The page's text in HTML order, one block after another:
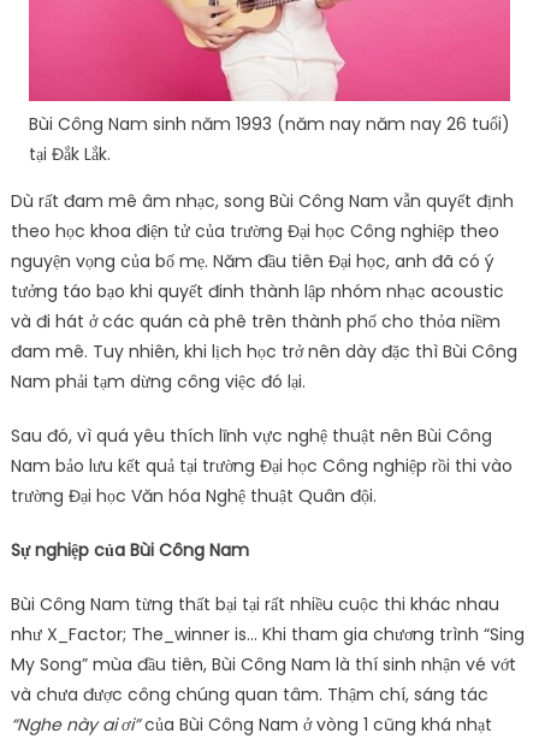
Bùi Công Nam sinh năm 1993 (năm nay năm nay 26 tuổi)
tại Đắk Lắk.
Dù rất đam mê âm nhạc, song Bùi Công Nam vẫn quyết định
theo học khoa điện tử của trường Đại học Công nghiệp theo
nguyện vọng của bố mẹ. Năm đầu tiên Đại học, anh đã có ý
tưởng táo bạo khi quyết đinh thành lập nhóm nhạc acoustic
và đi hát ở các quán cà phê trên thành phố cho thỏa niềm
đam mê. Tuy nhiên, khi lịch học trở nên dày đặc thì Bùi Công
Nam phải tạm dừng công việc đó lại.
Sau đó, vì quá yêu thích lĩnh vực nghệ thuật nên Bùi Công
Nam bảo lưu kết quả tại trường Đại học Công nghiệp rồi thi vào
trường Đại học Văn hóa Nghệ thuật Quân đội.
Sự nghiệp của Bùi Công Nam
Bùi Công Nam từng thất bại tại rất nhiều cuộc thi khác nhau
như X_Factor; The_winner is… Khi tham gia chương trình “Sing
My Song” mùa đầu tiên, Bùi Công Nam là thí sinh nhận vé vớt
và chưa được công chúng quan tâm. Thậm chí, sáng tác
“Nghe này ai ơi”của Bùi Công Nam ở vòng 1 cũng khá nhạt